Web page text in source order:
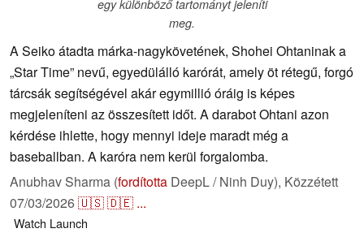
egy különböző tartományt jeleníti
meg.
A Seiko átadta márka-nagykövetének, Shohei Ohtaninak a
„Star Time” nevű, egyedülálló karórát, amely öt rétegű, forgó
tárcsák segítségével akár egymillió óráig is képes
megjeleníteni az összesített időt. A darabot Ohtani azon
kérdése ihlette, hogy mennyi ideje maradt még a
baseballban. A karóra nem kerül forgalomba.
Anubhav Sharma (fordította DeepL / Ninh Duy), Közzétett
07/03/2026🇺🇸🇩🇪 ...
Watch Launch